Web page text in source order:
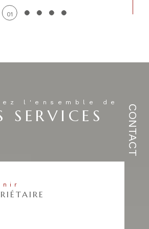
CONTACT
01
l'ensemble de
SERVICES